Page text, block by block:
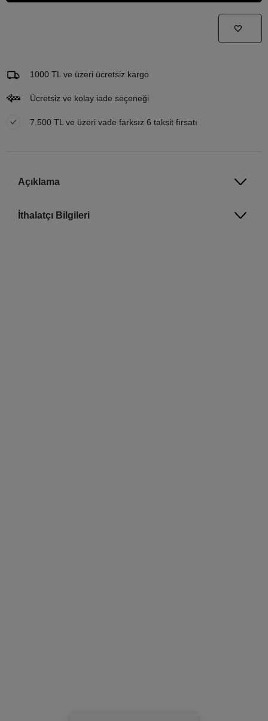
Email Adresi
1000 TL ve üzeri ücretsiz kargo
Ücretsiz ve kolay iade seçeneği
7.500 TL ve üzeri vade farksız 6 taksit fırsatı
Açıklama
İthalatçı Bilgileri